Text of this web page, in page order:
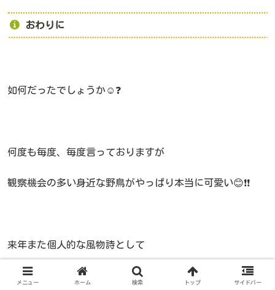
おわりに
如何だったでしょうか☺️❓
何度も毎度、毎度言っておりますが
観察機会の多い身近な野鳥がやっぱり本当に可愛い😊❗❗
来年また個人的な風物詩として
雀＋お米 の観察をしていこうと思います😊
メニュー ホーム 検索 トップ サイドバー